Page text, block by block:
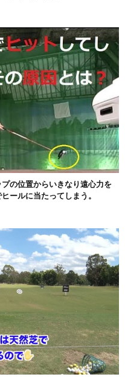
の位置からいきなり遠心力を
ールに当たってしまう。